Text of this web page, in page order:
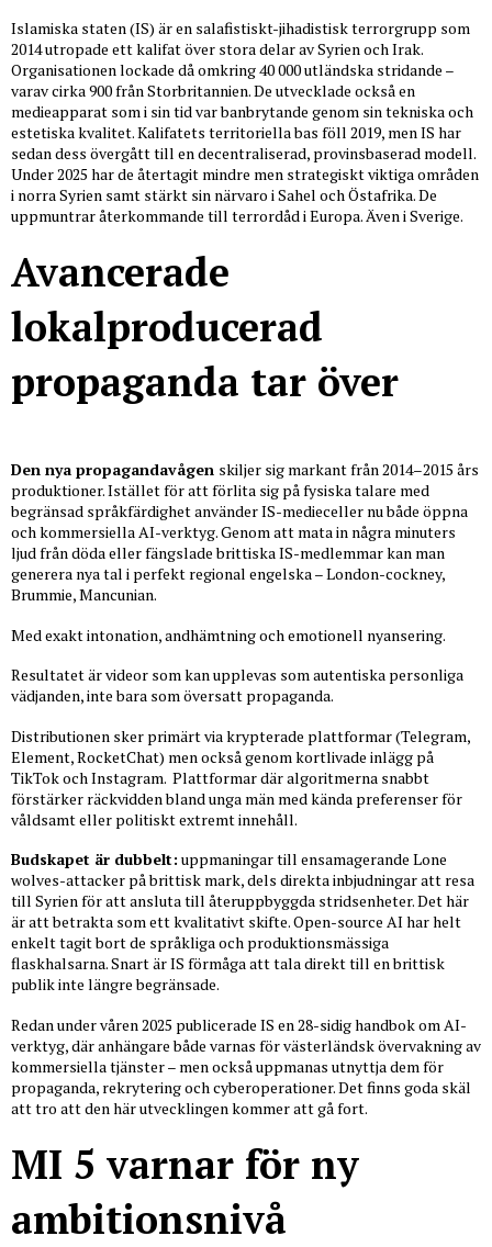
Islamiska staten (IS) är en salafistiskt-jihadistisk terrorgrupp som
2014 utropade ett kalifat över stora delar av Syrien och Irak.
Organisationen lockade då omkring 40 000 utländska stridande –
varav cirka 900 från Storbritannien. De utvecklade också en
medieapparat som i sin tid var banbrytande genom sin tekniska och
estetiska kvalitet. Kalifatets territoriella bas föll 2019, men IS har
sedan dess övergått till en decentraliserad, provinsbaserad modell.
Under 2025 har de återtagit mindre men strategiskt viktiga områden
i norra Syrien samt stärkt sin närvaro i Sahel och Östafrika. De
uppmuntrar återkommande till terrordåd i Europa. Även i Sverige.
Avancerade
lokalproducerad
propaganda tar över
Den nya propagandavågen skiljer sig markant från 2014–2015 års
produktioner. Istället för att förlita sig på fysiska talare med
begränsad språkfärdighet använder IS-medieceller nu både öppna
och kommersiella AI-verktyg. Genom att mata in några minuters
ljud från döda eller fängslade brittiska IS-medlemmar kan man
generera nya tal i perfekt regional engelska – London-cockney,
Brummie, Mancunian.
Med exakt intonation, andhämtning och emotionell nyansering.
Resultatet är videor som kan upplevas som autentiska personliga
vädjanden, inte bara som översatt propaganda.
Distributionen sker primärt via krypterade plattformar (Telegram,
Element, RocketChat) men också genom kortlivade inlägg på
TikTok och Instagram. Plattformar där algoritmerna snabbt
förstärker räckvidden bland unga män med kända preferenser för
våldsamt eller politiskt extremt innehåll.
Budskapet är dubbelt: uppmaningar till ensamagerande Lone
wolves-attacker på brittisk mark, dels direkta inbjudningar att resa
till Syrien för att ansluta till återuppbyggda stridsenheter. Det här
är att betrakta som ett kvalitativt skifte. Open-source AI har helt
enkelt tagit bort de språkliga och produktionsmässiga
flaskhalsarna. Snart är IS förmåga att tala direkt till en brittisk
publik inte längre begränsade.
Redan under våren 2025 publicerade IS en 28-sidig handbok om AI-
verktyg, där anhängare både varnas för västerländsk övervakning av
kommersiella tjänster – men också uppmanas utnyttja dem för
propaganda, rekrytering och cyberoperationer. Det finns goda skäl
att tro att den här utvecklingen kommer att gå fort.
MI 5 varnar för ny
ambitionsnivå